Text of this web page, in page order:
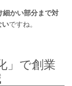
細かい部分まで対
いですね。
」で創業